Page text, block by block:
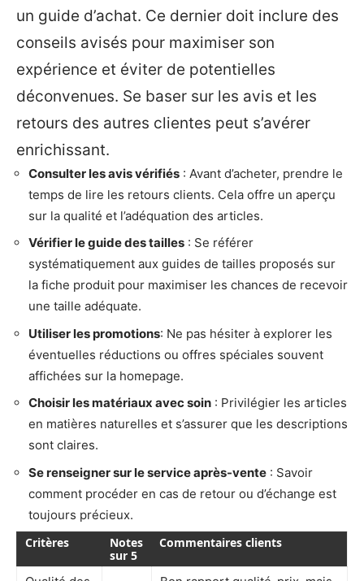
un guide d’achat. Ce dernier doit inclure des
conseils avisés pour maximiser son
expérience et éviter de potentielles
déconvenues. Se baser sur les avis et les
retours des autres clientes peut s’avérer
enrichissant.
Consulter les avis vérifiés : Avant d’acheter, prendre le
temps de lire les retours clients. Cela offre un aperçu
sur la qualité et l’adéquation des articles.
Vérifier le guide des tailles : Se référer
systématiquement aux guides de tailles proposés sur
la fiche produit pour maximiser les chances de recevoir
une taille adéquate.
Utiliser les promotions: Ne pas hésiter à explorer les
éventuelles réductions ou offres spéciales souvent
affichées sur la homepage.
Choisir les matériaux avec soin : Privilégier les articles
en matières naturelles et s’assurer que les descriptions
sont claires.
Se renseigner sur le service après-vente : Savoir
comment procéder en cas de retour ou d’échange est
toujours précieux.
Critères
Notes
sur 5
Commentaires clients